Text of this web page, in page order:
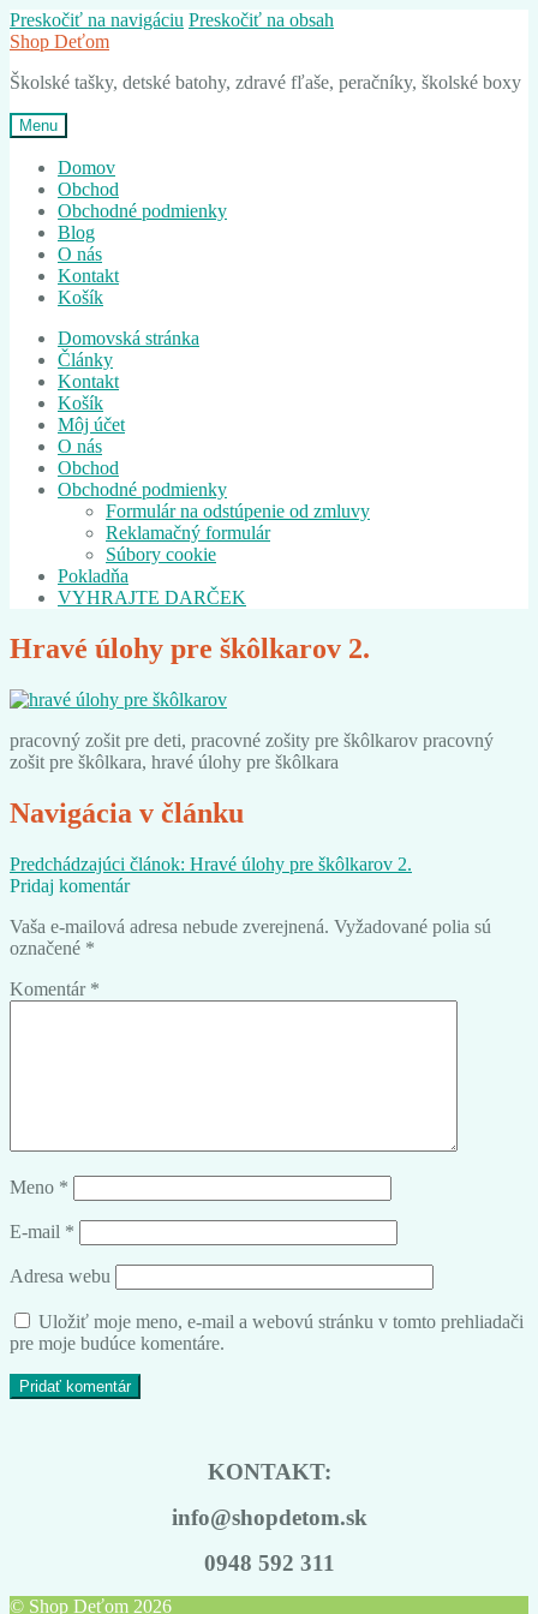
Preskočiť na navigáciu Preskočiť na obsah
Shop Deťom
Školské tašky, detské batohy, zdravé fľaše, peračníky, školské boxy
Menu
Domov
Obchod
Obchodné podmienky
Blog
O nás
Kontakt
Košík
Domovská stránka
Články
Kontakt
Košík
Môj účet
O nás
Obchod
Obchodné podmienky
Formulár na odstúpenie od zmluvy
Reklamačný formulár
Súbory cookie
Pokladňa
VYHRAJTE DARČEK
Hravé úlohy pre škôlkarov 2.
pracovný zošit pre deti, pracovné zošity pre škôlkarov pracovný
zošit pre škôlkara, hravé úlohy pre škôlkara
Navigácia v článku
Predchádzajúci článok: Hravé úlohy pre škôlkarov 2.
Pridaj komentár
Vaša e-mailová adresa nebude zverejnená. Vyžadované polia sú
označené *
Komentár *
Meno *
E-mail *
Adresa webu
Uložiť moje meno, e-mail a webovú stránku v tomto prehliadači
pre moje budúce komentáre.
KONTAKT:
info@shopdetom.sk
0948 592 311
© Shop Deťom 2026